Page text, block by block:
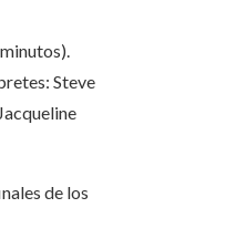
Steve
de los